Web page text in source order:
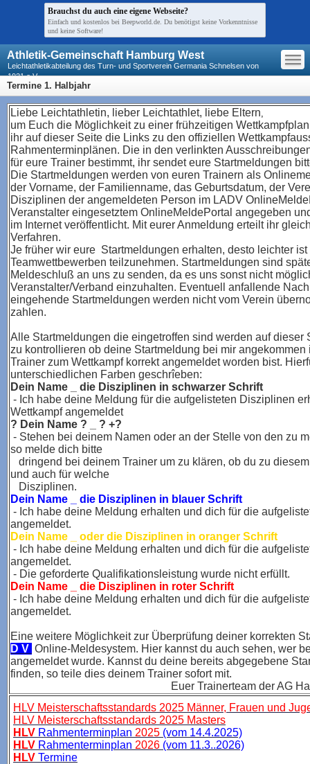
Brauchst du auch eine eigene Webseite?
Einfach und kostenlos bei Beepworld.de. Du benötigst keine Vorkenntnisse
und keine Software!
Athletik-Gemeinschaft Hamburg West
Leichtathletikabteilung des Turn- und Sportverein Germania Schnelsen von
1921 e.V.
—
—
—
Termine 1. Halbjahr
Liebe Leichtathletin, lieber Leichtathlet, liebe Eltern,
um Euch die Möglichkeit zu einer frühzeitigen
ihr auf dieser Seite die Links zu den offiziellen
Rahmenterminplänen. Die in den verlinkten
für eure Trainer bestimmt, ihr sendet eure Startmeldungen
Die Startmeldungen werden von euren Trainern als
der Vorname, der Familienname, das Geburtsdatum, der
Disziplinen der angemeldeten Person im LADV
Veranstalter eingesetztem OnlineMeldePortal angegeben
im Internet veröffentlicht. Mit eurer Anmeldung erteilt ihr
Verfahren.
Je früher wir eure Startmeldungen erhalten, desto leichter
Teamwettbewerben teilzunehmen. Startmeldungen sind
Meldeschluß an uns zu senden, da es uns sonst nicht
Veranstalter/Verband einzuhalten. Eventuell anfallende
eingehende Startmeldungen werden nicht vom Verein
zahlen.
Alle Startmeldungen die eingetroffen sind werden auf dieser
zu kontrollieren ob deine Startmeldung bei mir
Trainer zum Wettkampf korrekt angemeldet worden bist.
unterschiedlichen Farben geschrîeben:
Dein Name _ die Disziplinen in schwarzer Schrift
- Ich habe deine Meldung für die aufgelisteten Disziplinen
Wettkampf angemeldet
? Dein Name ? _ ? +?
- Stehen bei deinem Namen oder an der Stelle von den zu
so melde dich bitte
dringend bei deinem Trainer um zu klären, ob du zu
und auch für welche
Disziplinen.
Dein Name _ die Disziplinen in blauer Schrift
- Ich habe deine Meldung erhalten und dich für die
angemeldet.
Dein Name _ oder die Disziplinen in oranger Schrift
- Ich habe deine Meldung erhalten und dich für die
angemeldet.
- Die geforderte Qualifikationsleistung wurde nicht erfüllt.
Dein Name _ die Disziplinen in roter Schrift
- Ich habe deine Meldung erhalten und dich für die
angemeldet.
Eine weitere Möglichkeit zur Überprüfung deiner korrekten
D V Online-Meldesystem. Hier kannst du auch sehen, wer
angemeldet wurde. Kannst du deine bereits abgegebene
finden, so teile dies deinem Trainer sofort mit.
Euer Trainerteam der AG
HLV Meisterschaftsstandards 2025 Männer, Frauen und
HLV Meisterschaftsstandards 2025 Masters
HLV Rahmenterminplan 2025 (vom 14.4.2025)
HLV Rahmenterminplan 2026 (vom 11.3..2026)
HLV Termine